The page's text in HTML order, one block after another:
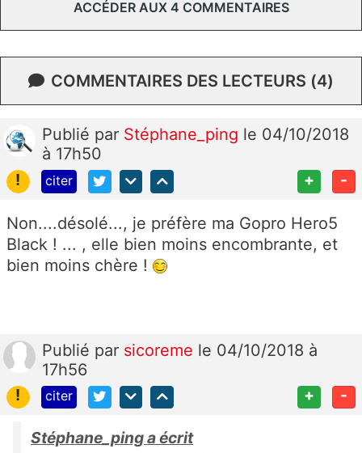
ACCÉDER AUX 4 COMMENTAIRES
COMMENTAIRES DES LECTEURS (4)
Publié par Stéphane_ping le 04/10/2018
à 17h50
!
citer + -
Non....désolé..., je préfère ma Gopro Hero5
Black ! ... , elle bien moins encombrante, et
bien moins chère !
Publié par sicoreme le 04/10/2018 à
17h56
!
citer + -
Stéphane_ping a écrit